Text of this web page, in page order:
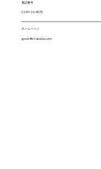
電話番号
0269-26-4076
ホームページ
good-life-takeda.com